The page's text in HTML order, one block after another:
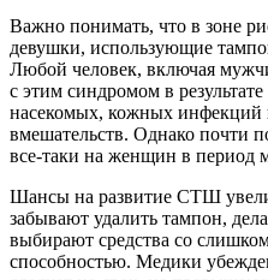
Важно понимать, что в зоне
девушки, использующие
Любой человек, включая
с этим синдромом в
насекомых, кожных инфекций
вмешательств. Однако почти
все-таки на женщин в период
Шансы на развитие СТШ
забывают удалить тампон,
выбирают средства со
способностью. Медики